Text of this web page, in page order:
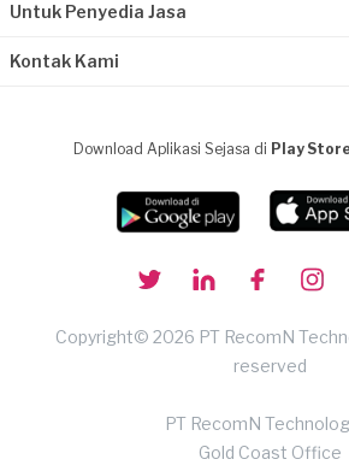
Untuk Penyedia Jasa
Kontak Kami
Download Aplikasi Sejasa di Play
Copyright© 2026 PT RecomN
reserved
PT RecomN
Gold Coast Office